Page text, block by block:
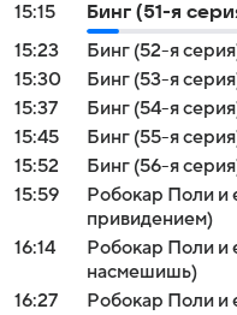
15:15
Бинг (51-я
15:23
Бинг (52-я
15:30
Бинг (53-я
15:37
Бинг (54-я
15:45
Бинг (55-я
15:52
Бинг (56-я
15:59
Робокар Поли и
привидением)
16:14
Робокар Поли и
насмешишь)
16:27
Робокар Поли и